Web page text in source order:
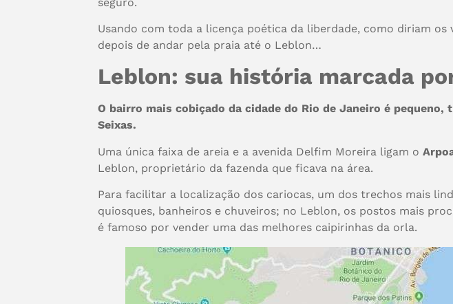
Usando com toda a licença poética da liberdade, como diriam os
depois de andar pela praia até o Leblon…
Leblon: sua história marcada
O bairro mais cobiçado da cidade do Rio de Janeiro é pequeno,
Seixas.
Uma única faixa de areia e a avenida Delfim Moreira ligam o
Leblon, proprietário da fazenda que ficava na área.
Para facilitar a localização dos cariocas, um dos trechos mais
quiosques, banheiros e chuveiros; no Leblon, os postos mais
é famoso por vender uma das melhores caipirinhas da orla.